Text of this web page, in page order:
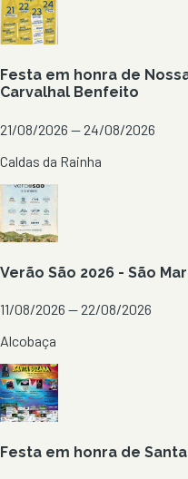
Festa em honra de
Carvalhal Benfeito
21/08/2026 — 24/08/2026
Caldas da Rainha
Verão São 2026 - São
11/08/2026 — 22/08/2026
Alcobaça
Festa em honra de